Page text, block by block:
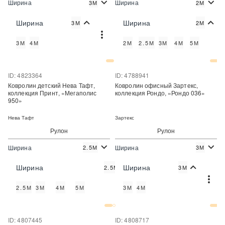
Цена:
Ширина 3М
Ширина 3М
3М 4М
Цена:
Ширина 2М
Ширина 2М
2М 2.5М 3М 4М 5М
Рулон
ID: 4823364
Цена:
Ковролин детский Нева Тафт,
коллекция Принт, «Мегаполис
950»
Нева Тафт
Ширина 2.5М
Ширина 2.5М
2.5М 3М 4М 5М
Рулон
ID: 4788941
Цена:
Ковролин офисный Зартекс,
коллекция Рондо, «Рондо 036»
Зартекс
Ширина 3М
Ширина 3М
3М 4М
ID: 4807445 ID: 4808717